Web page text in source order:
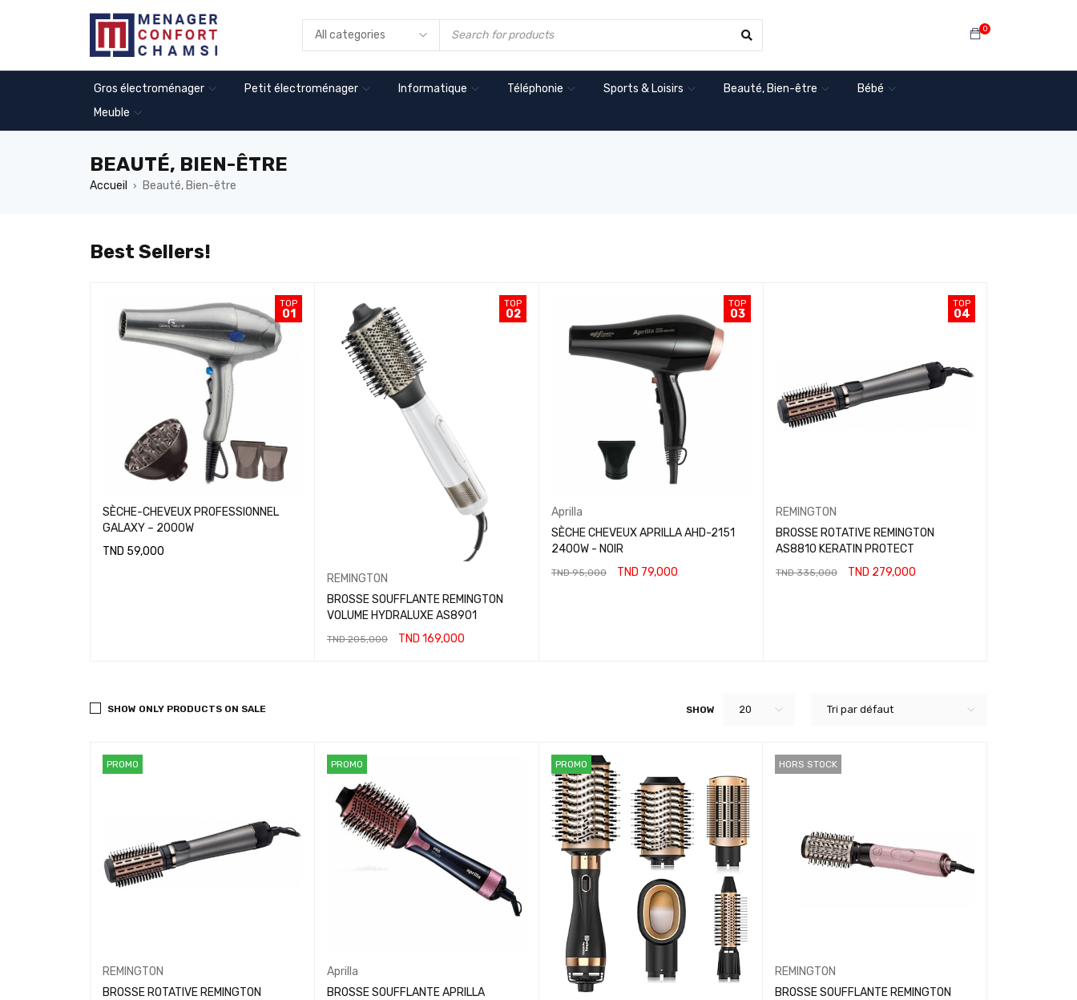
0
Gros électroménager Petit électroménager Informatique Téléphonie Sports & Loisirs Beauté, Bien-être
Bébé
Meuble
BEAUTÉ, BIEN-ÊTRE
Accueil › Beauté, Bien-être
Best Sellers!
TOP
01
SÈCHE-CHEVEUX PROFESSIONNEL
GALAXY – 2000W
TND 59,000
TOP
02
REMINGTON
BROSSE SOUFFLANTE REMINGTON
VOLUME HYDRALUXE AS8901
TND205,000 TND 169,000
TOP
03
Aprilla
SÈCHE CHEVEUX APRILLA AHD-2151
2400W - NOIR
TND95,000 TND 79,000
TOP
04
REMINGTON
BROSSE ROTATIVE REMINGTON
AS8810 KERATIN PROTECT
TND335,000 TND 279,000
Tri par défaut
SHOW 20
SHOW ONLY PRODUCTS ON SALE
PROMO
REMINGTON
BROSSE ROTATIVE REMINGTON
PROMO
Aprilla
BROSSE SOUFFLANTE APRILLA
PROMO HORS STOCK
REMINGTON
BROSSE SOUFFLANTE REMINGTON